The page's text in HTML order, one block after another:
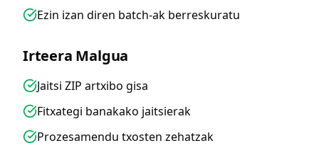
Ezin izan diren batch-ak berreskuratu
Irteera Malgua
Jaitsi ZIP artxibo gisa
Fitxategi banakako jaitsierak
Prozesamendu txosten zehatzak